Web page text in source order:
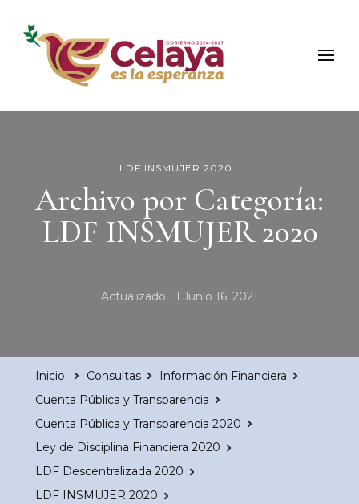
Municipio de Celaya
Portal Oficial del Municipio de Celaya
LDF INSMUJER 2020
Archivo por Categoría:
LDF INSMUJER 2020
Actualizado El Junio 16, 2021
Inicio Consultas
Información Financiera
Cuenta Pública y Transparencia
Cuenta Pública y Transparencia 2020
Ley de Disciplina Financiera 2020
LDF Descentralizada 2020
LDF INSMUJER 2020